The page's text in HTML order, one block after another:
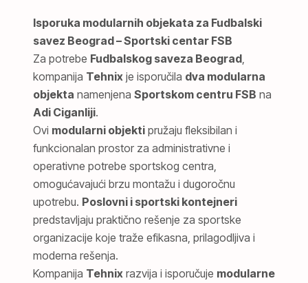
Isporuka modularnih objekata za Fudbalski
savez Beograd – Sportski centar FSB
Za potrebe Fudbalskog saveza Beograd,
kompanija Tehnix je isporučila dva modularna
objekta namenjena Sportskom centru FSB na
Adi Ciganliji.
Ovi modularni objekti pružaju fleksibilan i
funkcionalan prostor za administrativne i
operativne potrebe sportskog centra,
omogućavajući brzu montažu i dugoročnu
upotrebu. Poslovni i sportski kontejneri
predstavljaju praktično rešenje za sportske
organizacije koje traže efikasna, prilagodljiva i
moderna rešenja.
Kompanija Tehnix razvija i isporučuje modularne